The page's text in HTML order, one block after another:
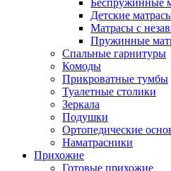
Беспружинные
Детские
Матрасы с
Пружинные
Спальные гарнитуры
Комоды
Прикроватные тумбы
Туалетные столики
Зеркала
Подушки
Ортопедические
Наматрасники
Прихожие
Готовые прихожие